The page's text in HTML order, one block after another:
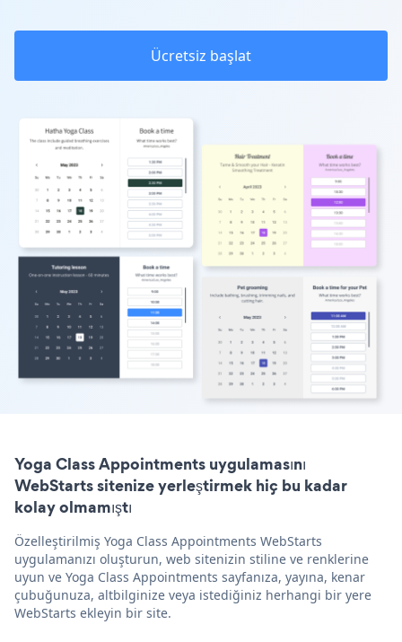
Ücretsiz başlat
Yoga Class Appointments uygulamasını
WebStarts sitenize yerleştirmek hiç bu kadar
kolay olmamıştı
Özelleştirilmiş Yoga Class Appointments WebStarts
uygulamanızı oluşturun, web sitenizin stiline ve renklerine
uyun ve Yoga Class Appointments sayfanıza, yayına, kenar
çubuğunuza, altbilginize veya istediğiniz herhangi bir yere
WebStarts ekleyin bir site.